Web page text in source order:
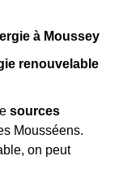
à Moussey
renouvelable
sources
Mousséens.
on peut